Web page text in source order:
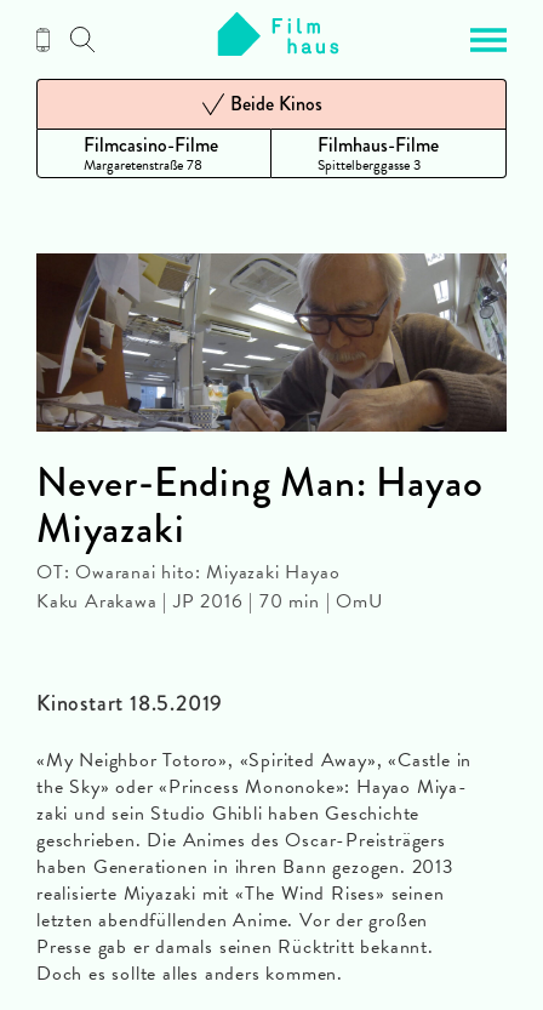
Inhalt
Filmcasino-Filme
Margaretenstraße 78
Beide Kinos
Filmhaus-Filme
Spittelberggasse 3
Kinostart 18.5.2019
«My Neighbor Totoro», «Spirited Away», «Castle in
the Sky» oder «Princess Mononoke»: Hayao Miya­
za­ki und sein Studio Ghibli haben Geschich­te
geschrie­ben. Die Ani­mes des Oscar-Preisträgers
haben Gene­ra­tio­nen in ihren Bann gezo­gen. 2013
realisierte Miyazaki mit «The Wind Rises» seinen
letzten abendfüllenden Anime. Vor der großen
Presse gab er damals seinen Rücktritt bekannt.
Doch es sollte alles anders kommen.
Never-Ending Man: Hayao
Miyazaki
OT: Owaranai hito: Miyazaki Hayao
Kaku Arakawa | JP 2016 | 70 min | OmU